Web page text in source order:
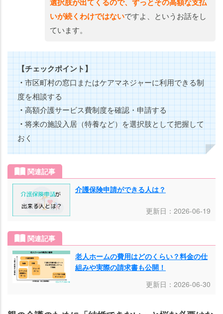
いが続くわけではないですよ、というお話をし
ています。
【チェックポイント】
・市区町村の窓口またはケアマネジャーに利用できる制
度を相談する
・高額介護サービス費制度を確認・申請する
・将来の施設入居（特養など）を選択肢として把握して
おく
関連記事
介護保険申請ができる人は？
更新日：2026-06-19
関連記事
老人ホームの費用はどのくらい？料金の仕
組みや実際の請求書も公開！
更新日：2026-06-30